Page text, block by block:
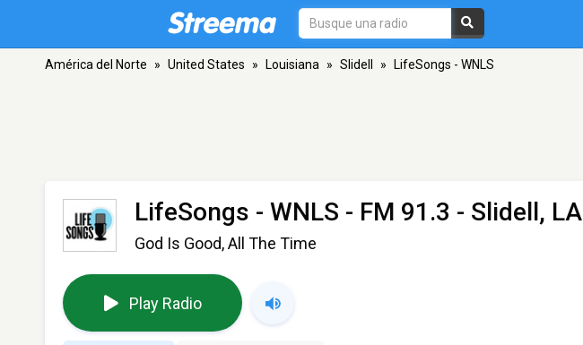
América del Norte » United States » Louisiana » Slidell » LifeSongs - WNLS
LifeSongs - WNLS - FM 91.3 - Slidell, LA
God Is Good, All The Time
Play Radio